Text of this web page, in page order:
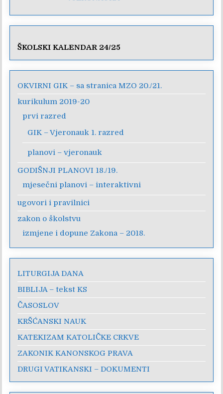
ŠKOLSKI KALENDAR 24/25
OKVIRNI GIK – sa stranica MZO 20./21.
kurikulum 2019-20
prvi razred
GIK – Vjeronauk 1. razred
planovi – vjeronauk
GODIŠNJI PLANOVI 18./19.
mjesečni planovi – interaktivni
ugovori i pravilnici
zakon o školstvu
izmjene i dopune Zakona – 2018.
LITURGIJA DANA
BIBLIJA – tekst KS
ČASOSLOV
KRŠĆANSKI NAUK
KATEKIZAM KATOLIČKE CRKVE
ZAKONIK KANONSKOG PRAVA
DRUGI VATIKANSKI – DOKUMENTI